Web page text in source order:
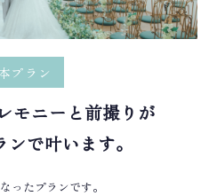
プラン
モニーと前撮りが
で叶います。
ったプランです。